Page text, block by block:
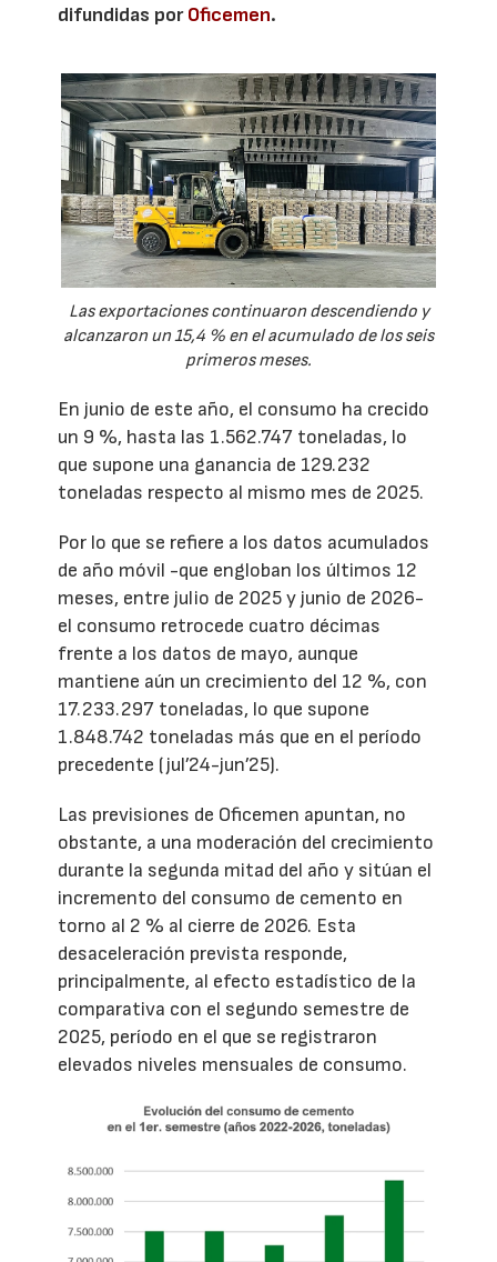
difundidas porOficemen.
Las exportaciones continuaron descendiendo y
alcanzaron un 15,4 % en el acumulado de los seis
primeros meses.
En junio de este año, el consumo ha crecido
un 9 %, hasta las 1.562.747 toneladas, lo
que supone una ganancia de 129.232
toneladas respecto al mismo mes de 2025.
Por lo que se refiere a los datos acumulados
de año móvil -que engloban los últimos 12
meses, entre julio de 2025 y junio de 2026-
el consumo retrocede cuatro décimas
frente a los datos de mayo, aunque
mantiene aún un crecimiento del 12 %, con
17.233.297 toneladas, lo que supone
1.848.742 toneladas más que en el período
precedente (jul’24-jun’25).
Las previsiones de Oficemen apuntan, no
obstante, a una moderación del crecimiento
durante la segunda mitad del año y sitúan el
incremento del consumo de cemento en
torno al 2 % al cierre de 2026. Esta
desaceleración prevista responde,
principalmente, al efecto estadístico de la
comparativa con el segundo semestre de
2025, período en el que se registraron
elevados niveles mensuales de consumo.